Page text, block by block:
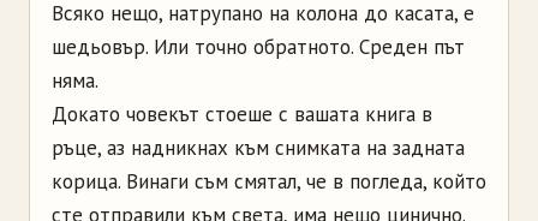
Всяко нещо, натрупано на колона до касата, е
шедьовър. Или точно обратното. Среден път
няма.
Докато човекът стоеше с вашата книга в
ръце, аз надникнах към снимката на задната
корица. Винаги съм смятал, че в погледа, който
сте отправили към света, има нещо цинично.